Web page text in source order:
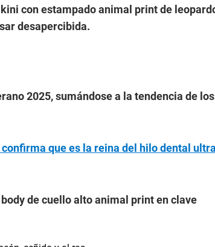
con estampado animal print de
desapercibida.
2025, sumándose a la tendencia de los
que es la reina del hilo dental ultra
de cuello alto animal print en clave